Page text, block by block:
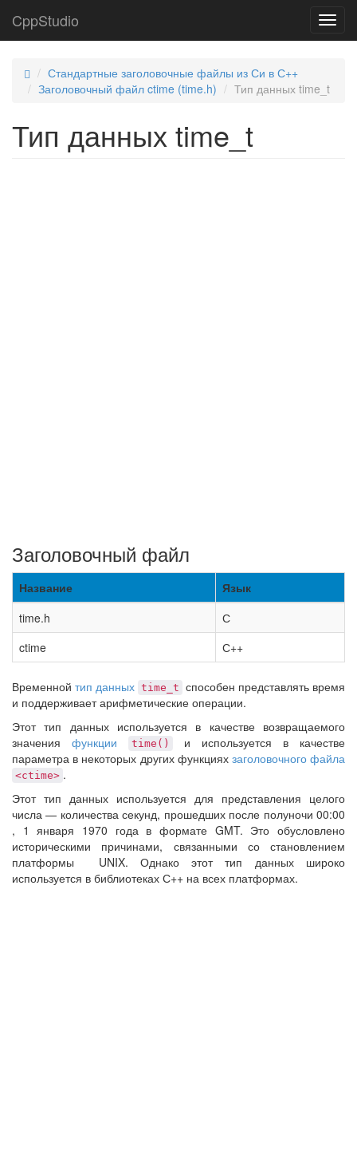
CppStudio
Стандартные заголовочные файлы из Си в С++
Заголовочный файл ctime (time.h)
Тип данных time_t
Тип данных time_t
Заголовочный файл
Название
Язык
time.h
С
ctime
С++
Временной тип данных time_t способен представлять время
и поддерживает арифметические операции.
Этот тип данных используется в качестве возвращаемого
значения функции time()
и используется в качестве
параметра в некоторых других функциях заголовочного файла
<ctime> .
Этот тип данных используется для представления целого
числа — количества секунд, прошедших после полуночи 00:00
, 1 января 1970 года в формате GMT. Это обусловлено
историческими причинами, связанными со становлением
платформы UNIX. Однако этот тип данных широко
используется в библиотеках С++ на всех платформах.